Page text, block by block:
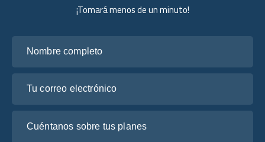
¡Tomará menos de un minuto!